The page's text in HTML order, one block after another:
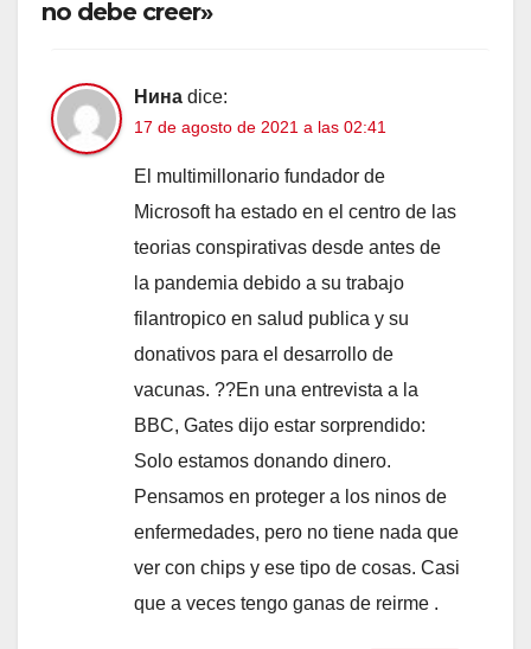
no debe creer»
Нина dice:
17 de agosto de 2021 a las 02:41
El multimillonario fundador de
Microsoft ha estado en el centro de las
teorias conspirativas desde antes de
la pandemia debido a su trabajo
filantropico en salud publica y su
donativos para el desarrollo de
vacunas. ??En una entrevista a la
BBC, Gates dijo estar sorprendido:
Solo estamos donando dinero.
Pensamos en proteger a los ninos de
enfermedades, pero no tiene nada que
ver con chips y ese tipo de cosas. Casi
que a veces tengo ganas de reirme .